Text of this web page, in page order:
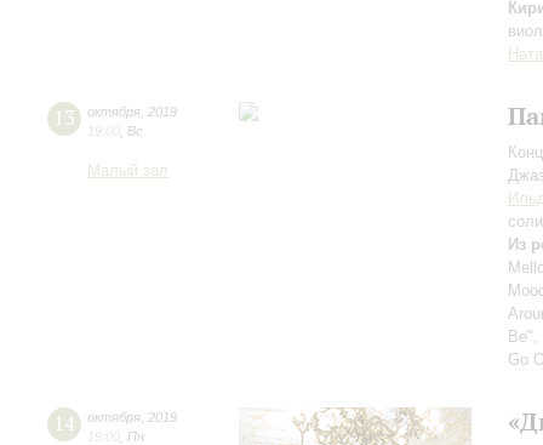
13 октября 2019
19:00 Вс
Малый зал
Из
Be",
Go
14 октября 2019
19:00 Пн